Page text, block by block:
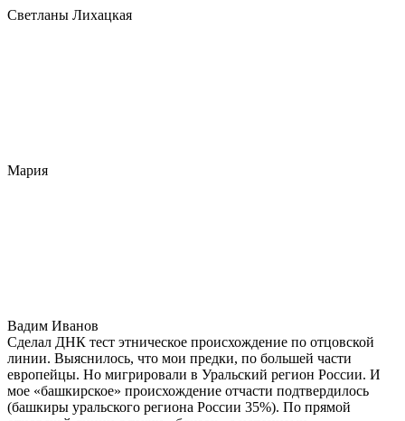
Светланы Лихацкая
Мария
Вадим Иванов
Сделал ДНК тест этническое происхождение по отцовской
линии. Выяснилось, что мои предки, по большей части
европейцы. Но мигрировали в Уральский регион России. И
мое «башкирское» происхождение отчасти подтвердилось
(башкиры уральского региона России 35%). По прямой